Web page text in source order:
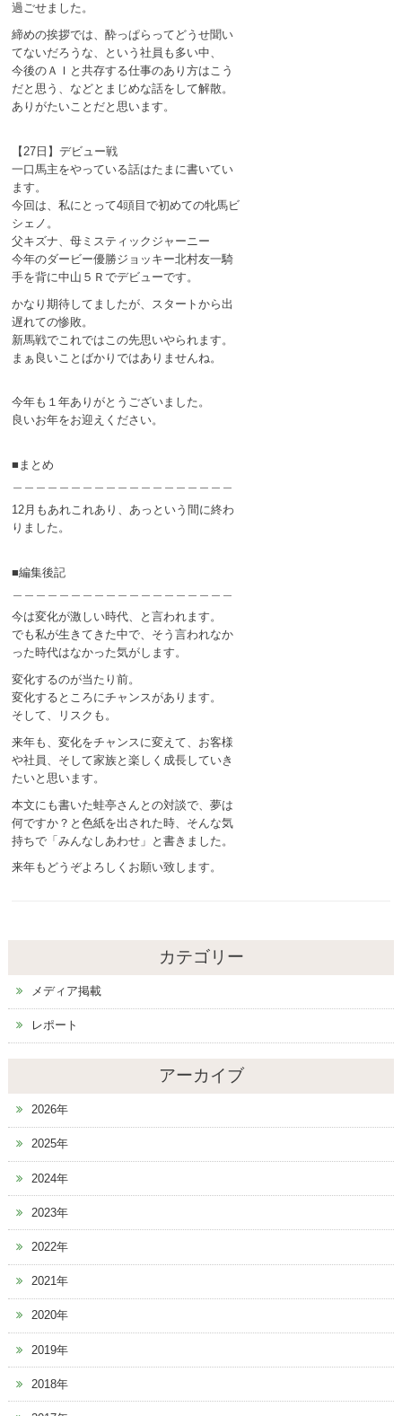
過ごせました。
締めの挨拶では、酔っぱらってどうせ聞い
てないだろうな、という社員も多い中、
今後のＡＩと共存する仕事のあり方はこう
だと思う、などとまじめな話をして解散。
ありがたいことだと思います。
【27日】デビュー戦
一口馬主をやっている話はたまに書いてい
ます。
今回は、私にとって4頭目で初めての牝馬ビ
シェノ。
父キズナ、母ミスティックジャーニー
今年のダービー優勝ジョッキー北村友一騎
手を背に中山５Ｒでデビューです。
かなり期待してましたが、スタートから出
遅れての惨敗。
新馬戦でこれではこの先思いやられます。
まぁ良いことばかりではありませんね。
今年も１年ありがとうございました。
良いお年をお迎えください。
■まとめ
12月もあれこれあり、あっという間に終わ
りました。
■編集後記
今は変化が激しい時代、と言われます。
でも私が生きてきた中で、そう言われなか
った時代はなかった気がします。
変化するのが当たり前。
変化するところにチャンスがあります。
そして、リスクも。
来年も、変化をチャンスに変えて、お客様
や社員、そして家族と楽しく成長していき
たいと思います。
本文にも書いた蛙亭さんとの対談で、夢は
何ですか？と色紙を出された時、そんな気
持ちで「みんなしあわせ」と書きました。
来年もどうぞよろしくお願い致します。
カテゴリー
メディア掲載
レポート
アーカイブ
2026年
2025年
2024年
2023年
2022年
2021年
2020年
2019年
2018年